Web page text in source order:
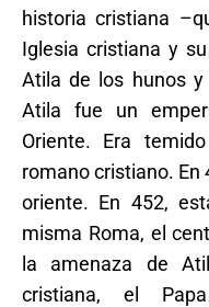
historia cristiana
Iglesia cristiana y
Atila de los hunos
Atila fue un
Oriente. Era
romano cristiano. En
oriente. En 452,
misma Roma, el
la amenaza de
cristiana, el